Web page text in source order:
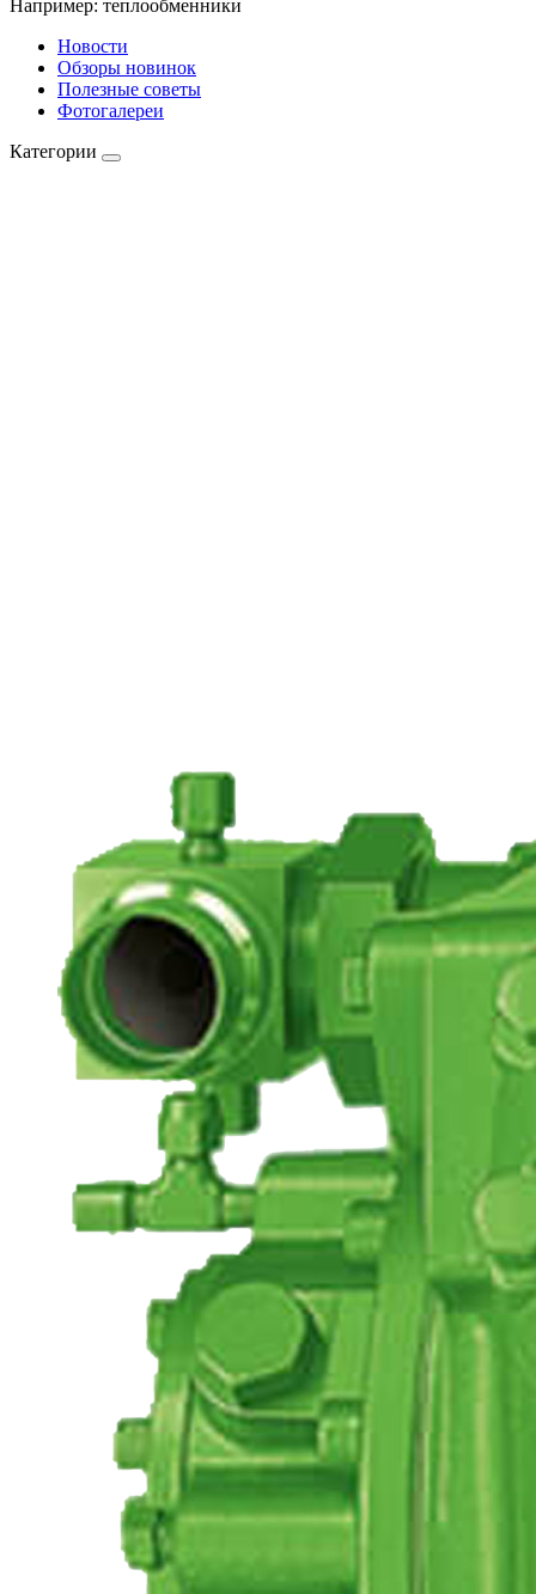
Например: теплообменники
Новости
Обзоры новинок
Полезные советы
Фотогалереи
Категории